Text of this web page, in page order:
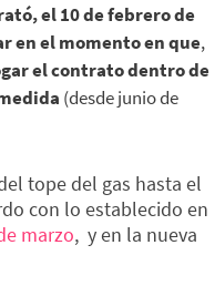
el 10 de febrero de
en el momento en que,
el contratodentro de
(desde junio de
tope del gas hasta el
con lo establecido en
marzo, y en la nueva